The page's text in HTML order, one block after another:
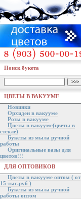
Поиск букета
ЦВЕТЫ В ВАКУУМЕ
Новинки
Орхидеи в вакууме
Розы в вакууме
Цветы в вакууме(цветы в
стекле)
Букеты из мыла ручной
работы
Оригинальные вазы для
цветов!!!
ДЛЯ ОПТОВИКОВ
Цветы в вакууме оптом ( от
15 тыс.руб )
Букеты из мыла ручной
работы оптом